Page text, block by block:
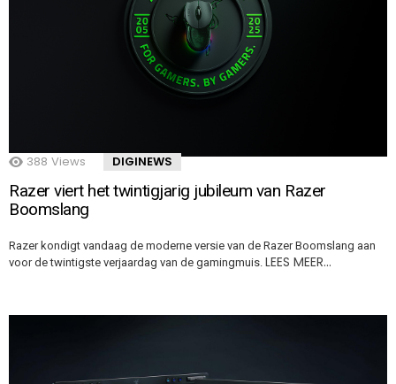
388 Views DIGINEWS
Razer viert het twintigjarig jubileum van Razer
Boomslang
Razer kondigt vandaag de moderne versie van de Razer Boomslang aan
voor de twintigste verjaardag van de gamingmuis. LEES MEER…